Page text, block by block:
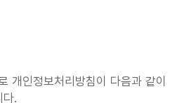
개인정보처리방침이 다음과 같이
.